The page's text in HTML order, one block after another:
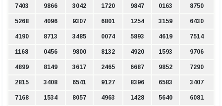
7403 9866 3042 1720 9847 0163 8750
5268 4096 9307 6801 1254 3159 6430
4190 8713 3485 0074 5893 4619 7514
1168 0456 9800 8132 4920 1593 9706
4899 8149 3617 2465 6687 9852 7290
2815 3408 6541 9127 8396 6583 3407
7168 1534 8057 4963 1428 5640 6081